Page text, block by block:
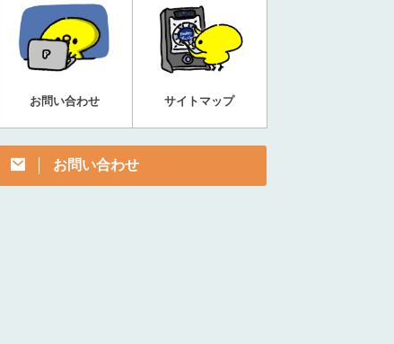
お問い合わせ サイトマップ
お問い合わせ